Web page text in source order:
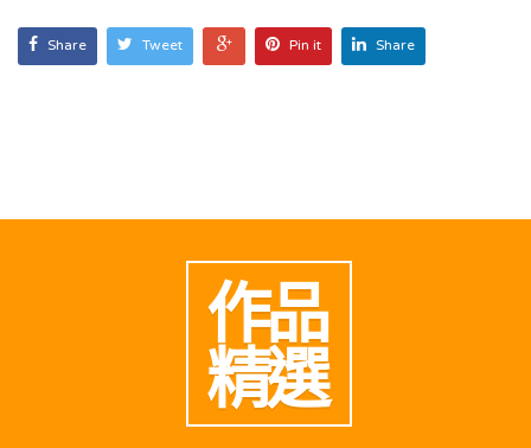
Share Tweet Pin it Share
作品
精選